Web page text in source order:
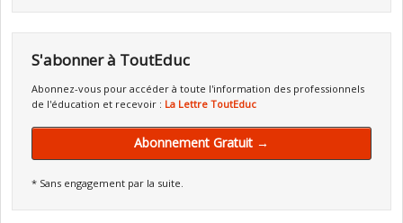
S'abonner à ToutEduc
Abonnez-vous pour accéder à toute l'information des professionnels
de l'éducation et recevoir : La Lettre ToutEduc
Abonnement Gratuit →
* Sans engagement par la suite.